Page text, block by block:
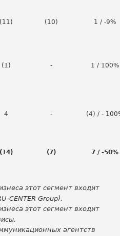
(11) (10) 1 / -9%
(1) - 1 / 100%
4 - (4) / -
(14) (7) 7 / -50%
этот сегмент входит
CENTER Group).
этот сегмент входит
агентств